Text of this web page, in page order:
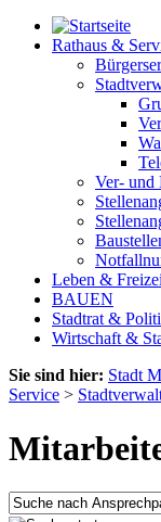
Rathaus &
Ver- und
Leben &
BAUEN
Stadtrat &
Wirtschaft &
Sie sind hier: Stadt
Service >